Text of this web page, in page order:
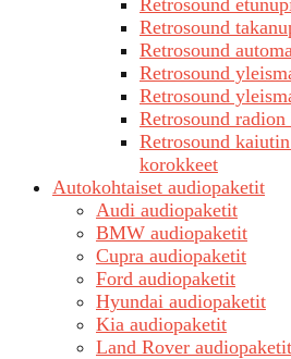
Retrosound
Retrosound
Retrosound
Retrosound
Retrosound
Retrosound
Retrosound
korokkeet
Autokohtaiset audiopaketit
Audi audiopaketit
BMW audiopaketit
Cupra audiopaketit
Ford audiopaketit
Hyundai audiopaketit
Kia audiopaketit
Land Rover audiopaketit